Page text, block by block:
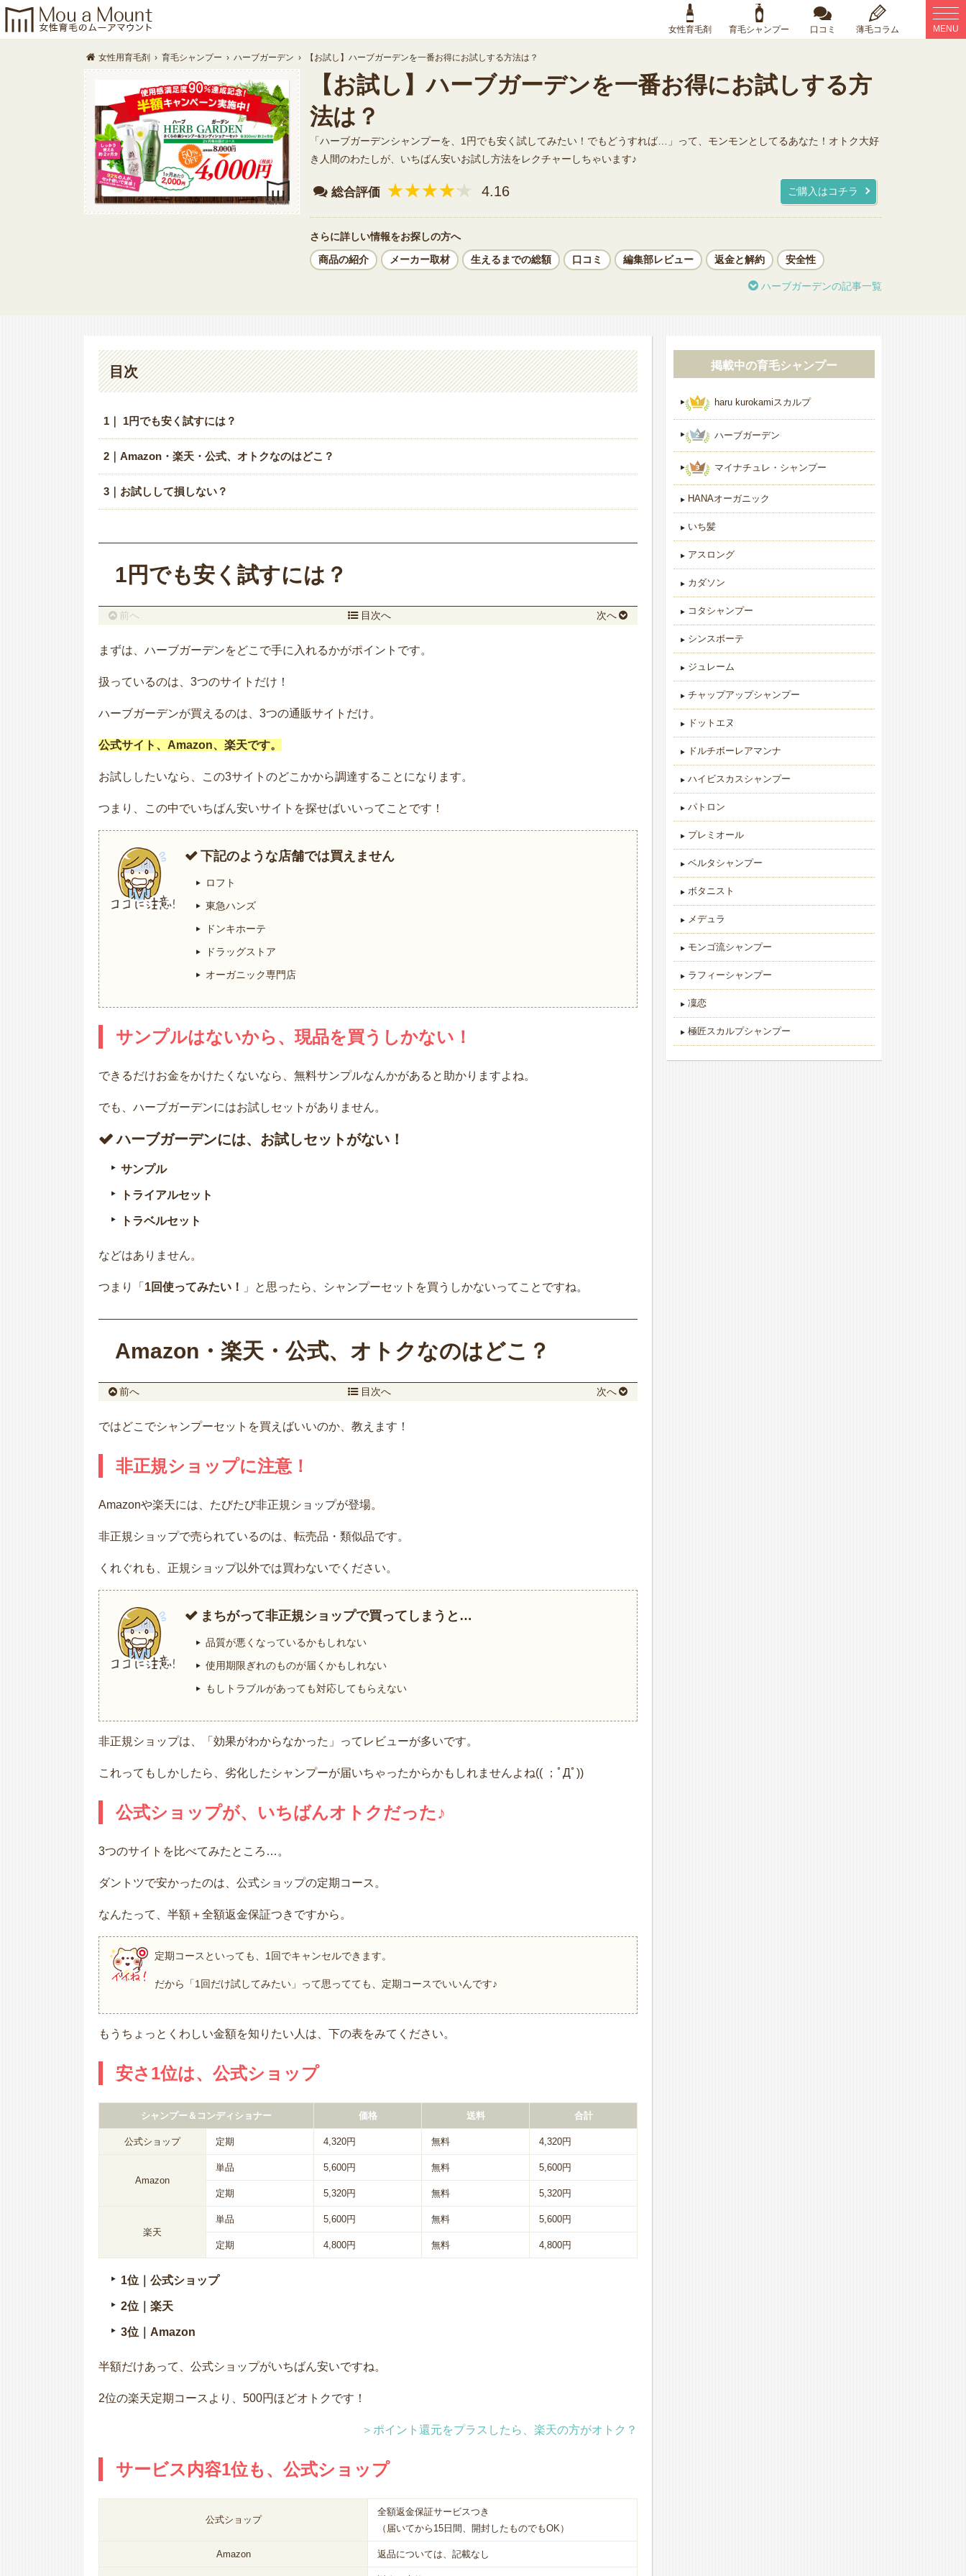
MENU
女性育毛剤 育毛シャンプー 口コミ 薄毛コラム
女性用育毛剤 › 育毛シャンプー › ハーブガーデン › 【お試し】ハーブガーデンを一番お得にお試しする方法は？
【お試し】ハーブガーデンを一番お得にお試しする方
法は？
「ハーブガーデンシャンプーを、1円でも安く試してみたい！でもどうすれば…」って、モンモンとしてるあなた！オトク大好
き人間のわたしが、いちばん安いお試し方法をレクチャーしちゃいます♪
総合評価 ★★★★★
★★★★★ 4.16 ご購入はコチラ
さらに詳しい情報をお探しの方へ
商品の紹介
メーカー取材 生えるまでの総額 口コミ 編集部レビュー 返金と解約 安全性
ハーブガーデンの記事一覧
目次
1｜ 1円でも安く試すには？
2｜Amazon・楽天・公式、オトクなのはどこ？
3｜お試しして損しない？
1円でも安く試すには？
前へ 目次へ 次へ
まずは、ハーブガーデンをどこで手に入れるかがポイントです。
扱っているのは、3つのサイトだけ！
ハーブガーデンが買えるのは、3つの通販サイトだけ。
公式サイト、Amazon、楽天です。
お試ししたいなら、この3サイトのどこかから調達することになります。
つまり、この中でいちばん安いサイトを探せばいいってことです！
下記のような店舗では買えません
ロフト
東急ハンズ
ドンキホーテ
ドラッグストア
オーガニック専門店
サンプルはないから、現品を買うしかない！
できるだけお金をかけたくないなら、無料サンプルなんかがあると助かりますよね。
でも、ハーブガーデンにはお試しセットがありません。
ハーブガーデンには、お試しセットがない！
サンプル
トライアルセット
トラベルセット
などはありません。
つまり「 1回使ってみたい！ 」と思ったら、シャンプーセットを買うしかないってことですね。
Amazon・楽天・公式、オトクなのはどこ？
前へ 目次へ 次へ
ではどこでシャンプーセットを買えばいいのか、教えます！
非正規ショップに注意！
Amazonや楽天には、たびたび非正規ショップが登場。
非正規ショップで売られているのは、転売品・類似品です。
くれぐれも、正規ショップ以外では買わないでください。
まちがって非正規ショップで買ってしまうと…
品質が悪くなっているかもしれない
使用期限ぎれのものが届くかもしれない
もしトラブルがあっても対応してもらえない
非正規ショップは、「効果がわからなかった」ってレビューが多いです。
これってもしかしたら、劣化したシャンプーが届いちゃったからかもしれませんよね(( ；ﾟДﾟ))
公式ショップが、いちばんオトクだった♪
3つのサイトを比べてみたところ…。
ダントツで安かったのは、公式ショップの定期コース。
なんたって、半額＋全額返金保証つきですから。
定期コースといっても、1回でキャンセルできます。
だから「1回だけ試してみたい」って思ってても、定期コースでいいんです♪
もうちょっとくわしい金額を知りたい人は、下の表をみてください。
安さ1位は、公式ショップ
シャンプー＆コンディショナー 価格 送料 合計
公式ショップ 定期 4,320円 無料 4,320円
Amazon
単品 5,600円 無料 5,600円
定期 5,320円 無料 5,320円
楽天
単品 5,600円 無料 5,600円
定期 4,800円 無料 4,800円
1位｜公式ショップ
2位｜楽天
3位｜Amazon
半額だけあって、公式ショップがいちばん安いですね。
2位の楽天定期コースより、500円ほどオトクです！
＞ポイント還元をプラスしたら、楽天の方がオトク？
サービス内容1位も、公式ショップ
公式ショップ
全額返金保証サービスつき
（届いてから15日間、開封したものでもOK）
Amazon 返品については、記載なし
掲載中の育毛シャンプー
haru kurokamiスカルプ
ハーブガーデン
マイナチュレ・シャンプー
HANAオーガニック
いち髪
アスロング
カダソン
コタシャンプー
シンスボーテ
ジュレーム
チャップアップシャンプー
ドットエヌ
ドルチボーレアマンナ
ハイビスカスシャンプー
パトロン
プレミオール
ベルタシャンプー
ボタニスト
メデュラ
モンゴ流シャンプー
ラフィーシャンプー
凜恋
極匠スカルプシャンプー